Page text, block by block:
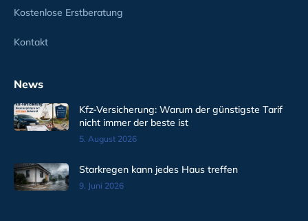
Kostenlose Erstberatung
Kontakt
News
Kfz-Versicherung: Warum der günstigste Tarif
nicht immer der beste ist
5. August 2026
Starkregen kann jedes Haus treffen
9. Juni 2026